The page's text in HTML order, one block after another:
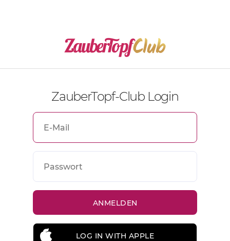
ZauberTopf-Club Login
LOG IN WITH APPLE